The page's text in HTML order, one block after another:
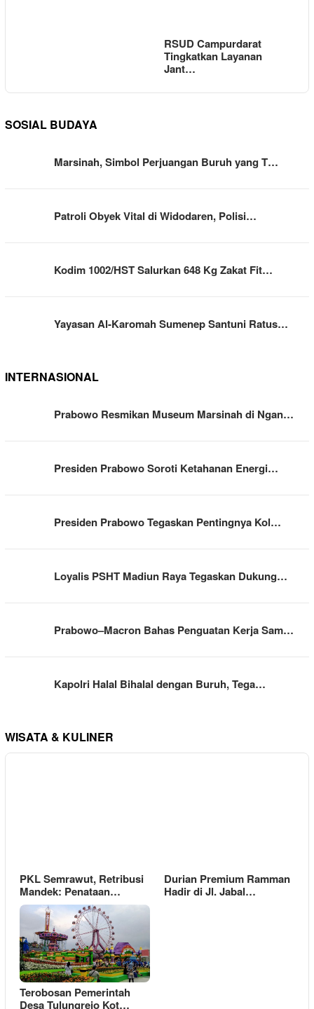
RSUD Campurdarat
Tingkatkan Layanan
Jant…
SOSIAL BUDAYA
Marsinah, Simbol Perjuangan Buruh yang T…
Patroli Obyek Vital di Widodaren, Polisi…
Kodim 1002/HST Salurkan 648 Kg Zakat Fit…
Yayasan Al-Karomah Sumenep Santuni Ratus…
INTERNASIONAL
Prabowo Resmikan Museum Marsinah di Ngan…
Presiden Prabowo Soroti Ketahanan Energi…
Presiden Prabowo Tegaskan Pentingnya Kol…
Loyalis PSHT Madiun Raya Tegaskan Dukung…
Prabowo–Macron Bahas Penguatan Kerja Sam…
Kapolri Halal Bihalal dengan Buruh, Tega…
WISATA & KULINER
PKL Semrawut, Retribusi
Mandek: Penataan…
Durian Premium Ramman
Hadir di Jl. Jabal…
Terobosan Pemerintah
Desa Tulungrejo Kot…